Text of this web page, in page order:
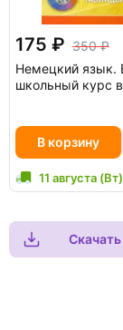
175
350
Немецкий язык.
школьный курс
В корзину
11 августа (Вт)